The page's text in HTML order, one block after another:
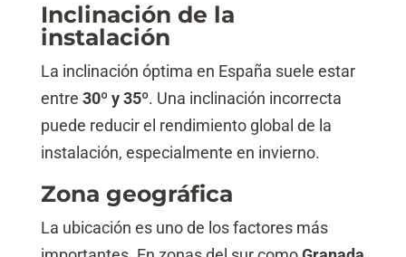
Inclinación de la
instalación
La inclinación óptima en España suele estar
entre 30º y 35º. Una inclinación incorrecta
puede reducir el rendimiento global de la
instalación, especialmente en invierno.
Zona geográfica
La ubicación es uno de los factores más